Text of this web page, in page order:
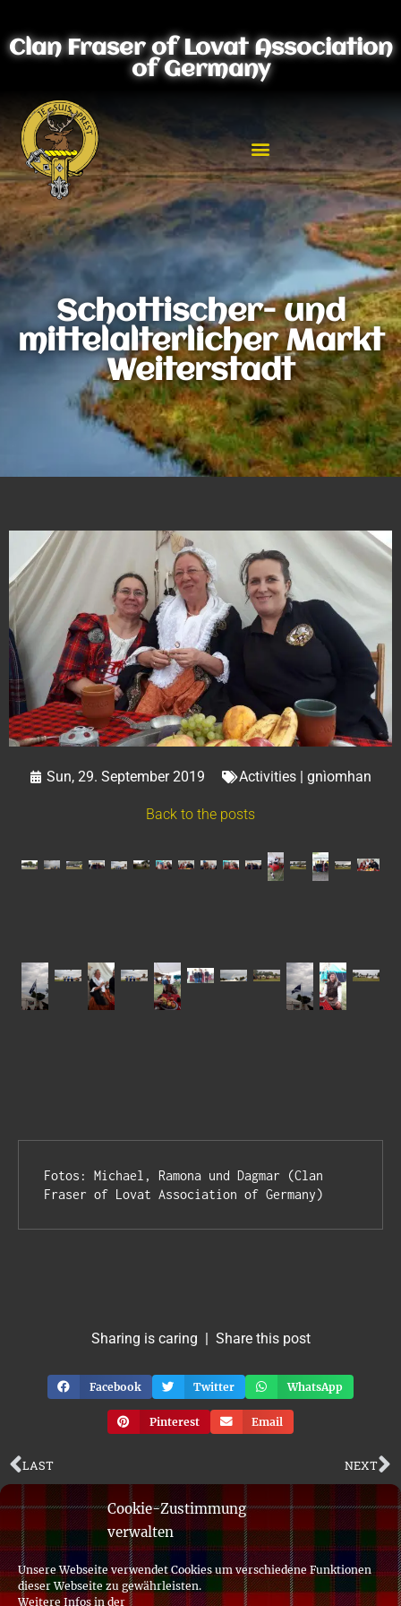
Cookie-Zustimmung
verwalten
Unsere Webseite verwendet Cookies um verschiedene Funktionen
dieser Webseite zu gewährleisten.
Weitere Infos in der
Clan Fraser of Lovat Association
of Germany
Schottischer- und
mittelalterlicher Markt
Weiterstadt
Sun, 29. September 2019 Activities | gnìomhan
Back to the posts
Fotos: Michael, Ramona und Dagmar (Clan
Fraser of Lovat Association of Germany)
Sharing is caring | Share this post
Facebook Twitter WhatsApp
Pinterest Email
LAST NEXT
© 2019 Clan Fraser of Lovat Association of Germany